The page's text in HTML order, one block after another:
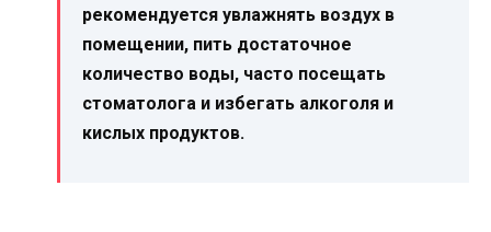
рекомендуется увлажнять воздух в
помещении, пить достаточное
количество воды, часто посещать
стоматолога и избегать алкоголя и
кислых продуктов.